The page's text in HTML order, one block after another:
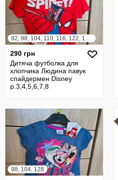
92, 98, 104, 110, 116, 122, 128, 134
290 грн
Дитяча футболка для
хлопчика Людина павук
спайдермен Disney
р.3,4,5,6,7,8
98, 104, 128